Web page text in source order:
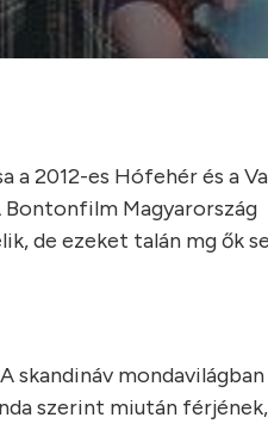
2012-es Hófehér és a
Magyarország
de ezeket talán mg ők
skandináv mondavilágban
szerint miután